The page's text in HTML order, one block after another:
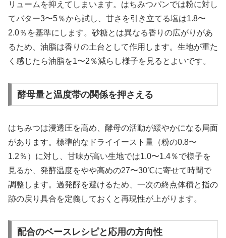
リュームを抑えてしまいます。はちみつパンでは粉に対し
てバター3〜5％から試し、甘さを引き立てる塩は1.8〜
2.0％を基準にします。砂糖とは異なる香りの広がりがあ
るため、油脂は香りの土台として作用します。生地が重た
く感じたら油脂を1〜2％減らし様子を見るとよいです。
酵母量と温度帯の関係を押さえる
はちみつは浸透圧を高め、酵母の活動が緩やかになる局面
があります。標準的なドライイースト量（粉の0.8〜
1.2％）に対し、甘味が高い生地では1.0〜1.4％で様子を
見るか、発酵温度をやや高めの27〜30℃に寄せて時間で
調整します。過発酵を避けるため、一次の終点体積と指の
跡の戻り具合を定義しておくと再現性が上がります。
配合のベースレシピと応用の方向性